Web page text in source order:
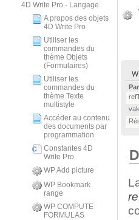
4D Write Pro - Langage
A propos des objets
4D Write Pro
Utiliser les
commandes du
thème Objets
(Formulaires)
Utiliser les
commandes du
thème Texte
multistyle
Accéder au contenu
des documents par
programmation
Constantes 4D
Write Pro
WP Add picture
WP Bookmark
range
WP COMPUTE
FORMULAS